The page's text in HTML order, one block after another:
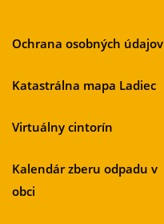
Ochrana osobných údajov
Katastrálna mapa Ladiec
Virtuálny cintorín
Kalendár zberu odpadu v
obci